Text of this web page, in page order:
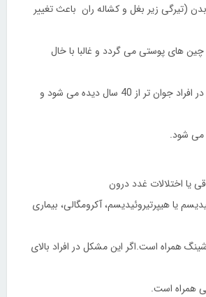
(تیرگی زیر بغل و کشاله ران باعث تغییر
های پوستی می گردد و غالبا با خال
است. این مشکل غالبا در افراد جوان تر از 40 سال دیده می شود و
می شود.
یا اختلالات غدد درون
یا هیپرتیروئیدیسم، آکرومگالی، بیماری
همراه است.اگر این مشکل در افراد بالای
همراه است.